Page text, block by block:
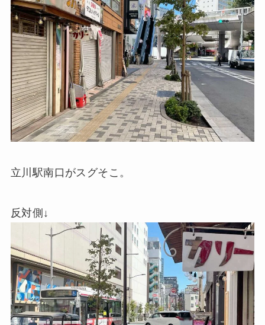
立川駅南口がスグそこ。
反対側↓